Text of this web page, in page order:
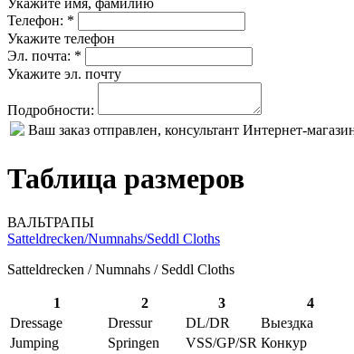
Укажите имя, фамилию
Телефон: *
Укажите телефон
Эл. почта: *
Укажите эл. почту
Подробности:
Ваш заказ отправлен, консультант Интернет-
Таблица размеров
ВАЛЬТРАПЫ
Satteldrecken/Numnahs/Seddl Cloths
Satteldrecken / Numnahs / Seddl Cloths
1 2 3
4
Dressage
Dressur DL/DR
Выездка
Jumping
Springen VSS/GP/SR Конкур